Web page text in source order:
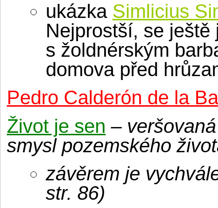
ukázka Simlicius
Nejprostší, se
s žoldnérským
domova před
Pedro Calderón de la
Život je sen –
smysl pozemského
závěrem je
str. 86)